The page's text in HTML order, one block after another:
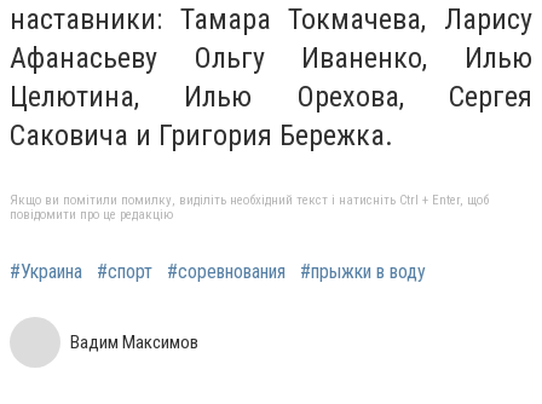
наставники: Тамара Токмачева, Ларису
Афанасьеву Ольгу Иваненко, Илью
Целютина, Илью Орехова, Сергея
Саковича и Григория Бережка.
Якщо ви помітили помилку, виділіть необхідний текст і натисніть Ctrl + Enter, щоб
повідомити про це редакцію
#Украина #спорт #соревнования #прыжки в воду
Вадим Максимов